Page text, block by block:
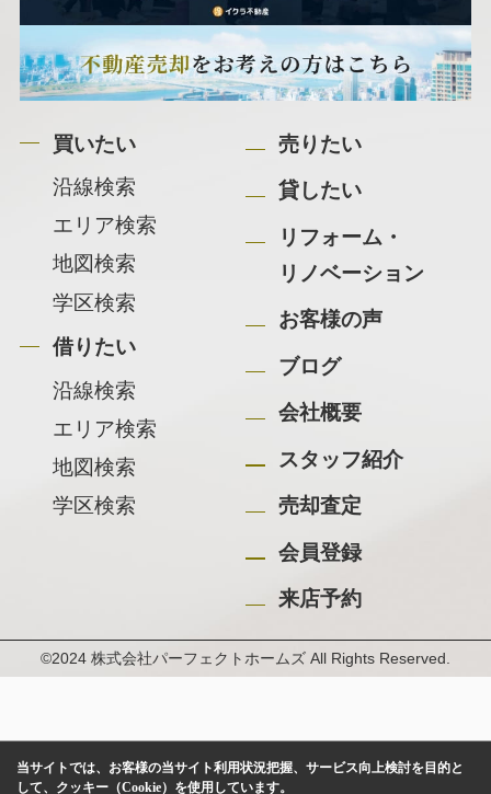
買いたい
沿線検索
エリア検索
地図検索
学区検索
借りたい
沿線検索
エリア検索
地図検索
学区検索
売りたい
貸したい
リフォーム・
リノベーション
お客様の声
ブログ
会社概要
スタッフ紹介
売却査定
会員登録
来店予約
©2024 株式会社パーフェクトホームズ All Rights Reserved.
当サイトでは、お客様の当サイト利用状況把握、サービス向上検討を目的と
して、クッキー（Cookie）を使用しています。